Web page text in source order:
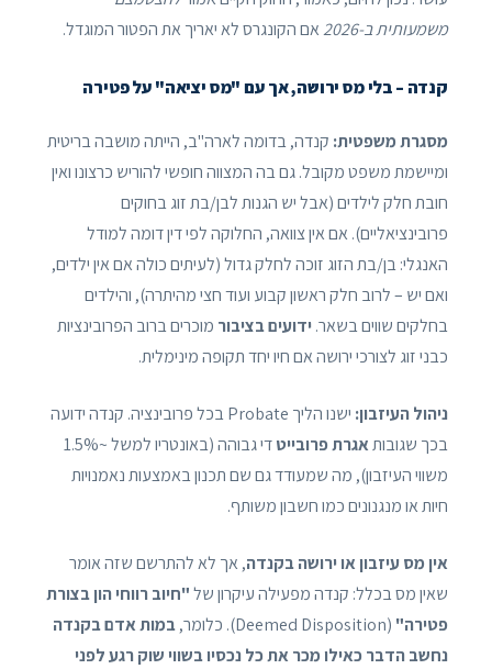
משמעותית ב-2026
אם הקונגרס לא יאריך את הפטור המוגדל.
קנדה – בלי מס ירושה, אך עם "מס יציאה" על פטירה
מסגרת משפטית: קנדה, בדומה לארה"ב, הייתה מושבה בריטית
ומיישמת משפט מקובל. גם בה המצווה חופשי להוריש כרצונו ואין
חובת חלק לילדים (אבל יש הגנות לבן/בת זוג בחוקים
פרובינציאליים). אם אין צוואה, החלוקה לפי דין דומה למודל
האנגלי: בן/בת הזוג זוכה לחלק גדול (לעיתים כולה אם אין ילדים,
ואם יש – לרוב חלק ראשון קבוע ועוד חצי מהיתרה), והילדים
בחלקים שווים בשאר.ידועים בציבור מוכרים ברוב הפרובינציות
כבני זוג לצורכי ירושה אם חיו יחד תקופה מינימלית.
ניהול העיזבון:
ישנו הליך Probate בכל פרובינציה. קנדה ידועה
בכך שגובותאגרת פרובייט
די גבוהה (באונטריו למשל ~1.5%
משווי העיזבון), מה שמעודד גם שם תכנון באמצעות נאמנויות
חיות או מנגנונים כמו חשבון משותף.
אין מס עיזבון או ירושה בקנדה, אך לא להתרשם שזה אומר
שאין מס בכלל: קנדה מפעילה עיקרון של"חיוב רווחי הון בצורת
פטירה" (Deemed Disposition). כלומר,
במות אדם בקנדה
נחשב הדבר כאילו מכר את כל נכסיו בשווי שוק רגע לפני